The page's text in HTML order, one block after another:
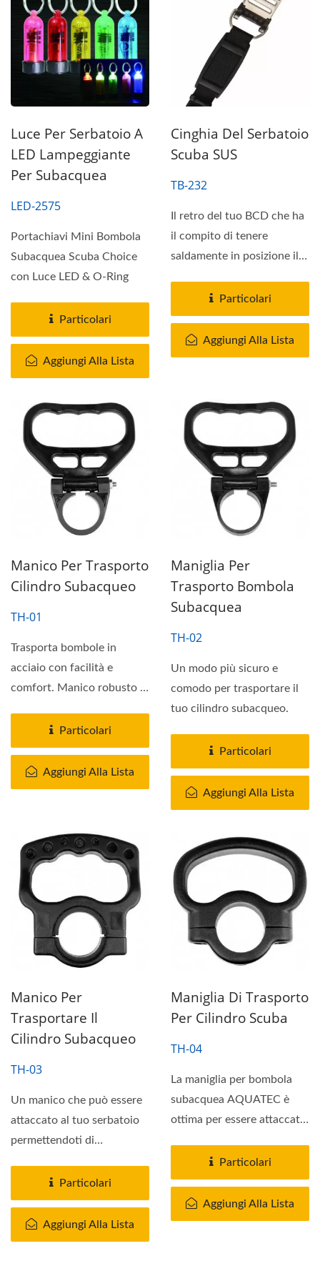
Luce Per Serbatoio A
LED Lampeggiante
Per Subacquea
LED-2575
Portachiavi Mini Bombola
Subacquea Scuba Choice
con Luce LED & O-Ring
Particolari
Aggiungi Alla Lista
Cinghia Del Serbatoio
Scuba SUS
TB-232
Il retro del tuo BCD che ha
il compito di tenere
saldamente in posizione il
Particolari
Aggiungi Alla Lista
Manico Per Trasporto
Cilindro Subacqueo
TH-01
Trasporta bombole in
acciaio con facilità e
comfort. Manico robusto in
iniezione. Si...Particolari
Aggiungi Alla Lista
Maniglia Per
Trasporto Bombola
Subacquea
TH-02
Un modo più sicuro e
comodo per trasportare il
tuo cilindro subacqueo.
Particolari
Aggiungi Alla Lista
Manico Per
Trasportare Il
Cilindro Subacqueo
TH-03
Un manico che può essere
attaccato al tuo serbatoio
permettendoti di
comodamente...
Particolari
Aggiungi Alla Lista
Maniglia Di Trasporto
Per Cilindro Scuba
TH-04
La maniglia per bombola
subacquea AQUATEC è
ottima per essere attaccata
rendere...
Particolari
Aggiungi Alla Lista